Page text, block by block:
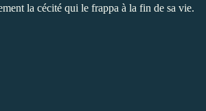
la cécité qui le frappa à la fin de sa vie.